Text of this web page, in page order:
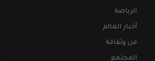
الرياضة
أخبار العالم
فن وثقافة
المجتمع